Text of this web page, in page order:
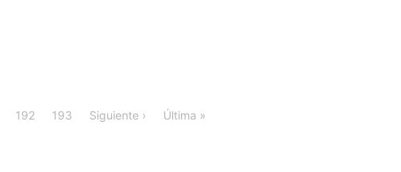
192 193 Siguiente › Última »